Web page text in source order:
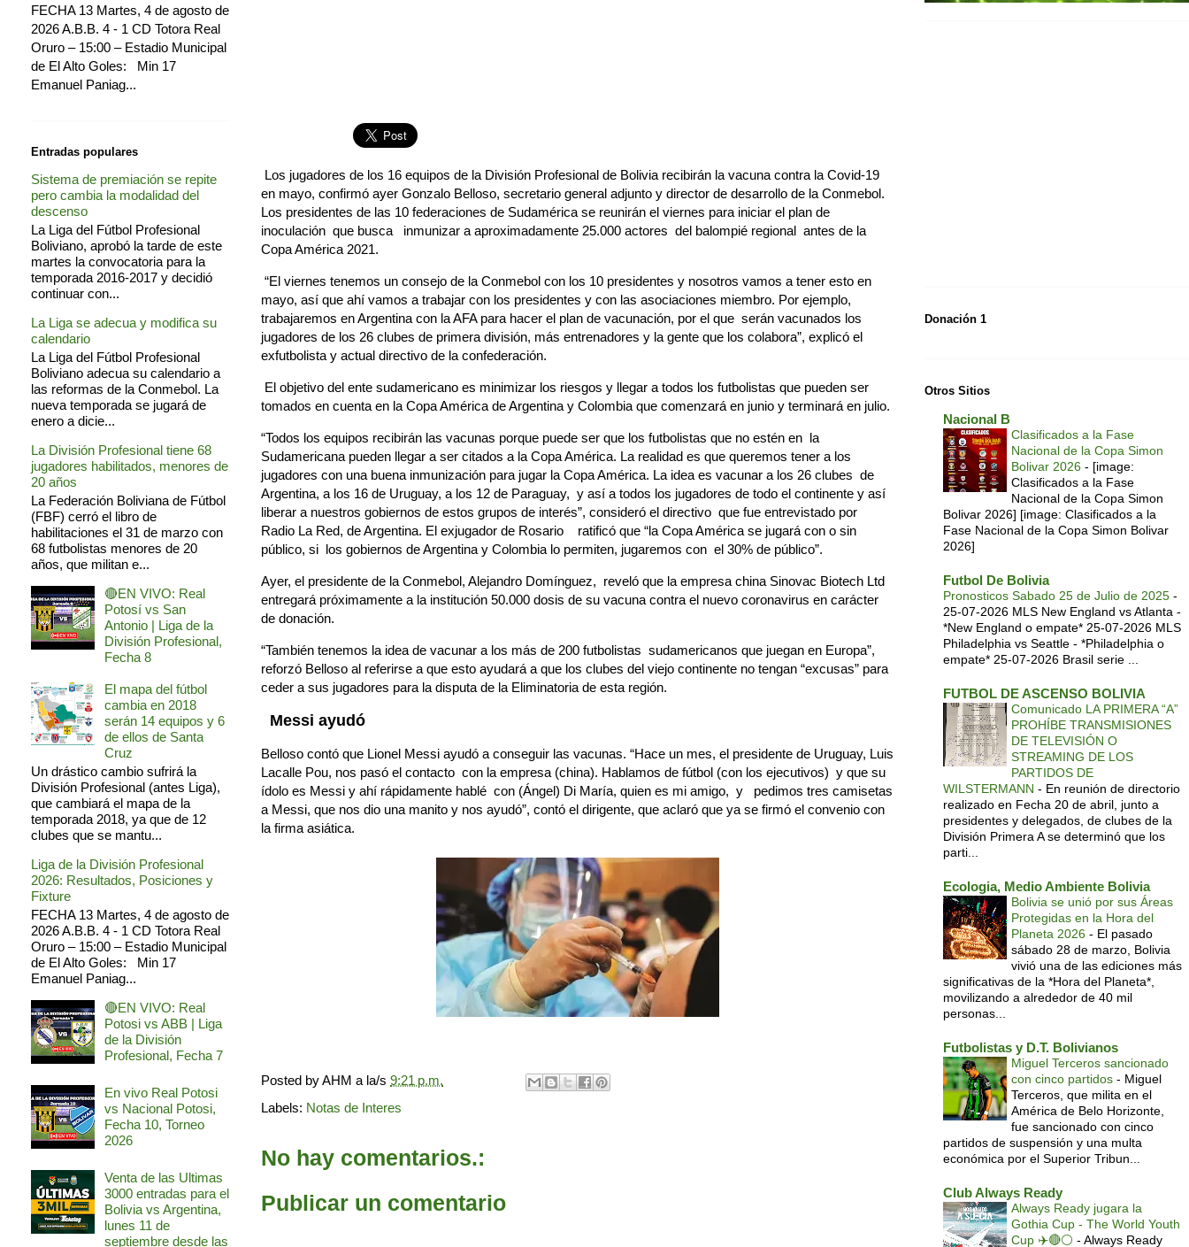
Los jugadores de los 16 equipos de la División Profesional de Bolivia recibirán la vacuna contra la Covid-19
en mayo, confirmó ayer Gonzalo Belloso, secretario general adjunto y director de desarrollo de la Conmebol.
Los presidentes de las 10 federaciones de Sudamérica se reunirán el viernes para iniciar el plan de
inoculación que busca inmunizar a aproximadamente 25.000 actores del balompié regional antes de la
Copa América 2021.
“El viernes tenemos un consejo de la Conmebol con los 10 presidentes y nosotros vamos a tener esto en
mayo, así que ahí vamos a trabajar con los presidentes y con las asociaciones miembro. Por ejemplo,
trabajaremos en Argentina con la AFA para hacer el plan de vacunación, por el que serán vacunados los
jugadores de los 26 clubes de primera división, más entrenadores y la gente que los colabora”, explicó el
exfutbolista y actual directivo de la confederación.
El objetivo del ente sudamericano es minimizar los riesgos y llegar a todos los futbolistas que pueden ser
tomados en cuenta en la Copa América de Argentina y Colombia que comenzará en junio y terminará en julio.
“Todos los equipos recibirán las vacunas porque puede ser que los futbolistas que no estén en la
Sudamericana pueden llegar a ser citados a la Copa América. La realidad es que queremos tener a los
jugadores con una buena inmunización para jugar la Copa América. La idea es vacunar a los 26 clubes de
Argentina, a los 16 de Uruguay, a los 12 de Paraguay, y así a todos los jugadores de todo el continente y así
liberar a nuestros gobiernos de estos grupos de interés”, consideró el directivo que fue entrevistado por
Radio La Red, de Argentina. El exjugador de Rosario ratificó que “la Copa América se jugará con o sin
público, si los gobiernos de Argentina y Colombia lo permiten, jugaremos con el 30% de público”.
Ayer, el presidente de la Conmebol, Alejandro Domínguez, reveló que la empresa china Sinovac Biotech Ltd
entregará próximamente a la institución 50.000 dosis de su vacuna contra el nuevo coronavirus en carácter
de donación.
“También tenemos la idea de vacunar a los más de 200 futbolistas sudamericanos que juegan en Europa”,
reforzó Belloso al referirse a que esto ayudará a que los clubes del viejo continente no tengan “excusas” para
ceder a sus jugadores para la disputa de la Eliminatoria de esta región.
Messi ayudó
Belloso contó que Lionel Messi ayudó a conseguir las vacunas. “Hace un mes, el presidente de Uruguay, Luis
Lacalle Pou, nos pasó el contacto con la empresa (china). Hablamos de fútbol (con los ejecutivos) y que su
ídolo es Messi y ahí rápidamente hablé con (Ángel) Di María, quien es mi amigo, y pedimos tres camisetas
a Messi, que nos dio una manito y nos ayudó”, contó el dirigente, que aclaró que ya se firmó el convenio con
la firma asiática.
Posted byAHM a la/s 9:21 p.m.
Labels: Notas de Interes
No hay comentarios.:
Publicar un comentario
FECHA 13 Martes, 4 de agosto de
2026 A.B.B. 4 - 1 CD Totora Real
Oruro – 15:00 – Estadio Municipal
de El Alto Goles: Min 17
Emanuel Paniag...
Entradas populares
Sistema de premiación se repite
pero cambia la modalidad del
descenso
La Liga del Fútbol Profesional
Boliviano, aprobó la tarde de este
martes la convocatoria para la
temporada 2016-2017 y decidió
continuar con...
La Liga se adecua y modifica su
calendario
La Liga del Fútbol Profesional
Boliviano adecua su calendario a
las reformas de la Conmebol. La
nueva temporada se jugará de
enero a dicie...
La División Profesional tiene 68
jugadores habilitados, menores de
20 años
La Federación Boliviana de Fútbol
(FBF) cerró el libro de
habilitaciones el 31 de marzo con
68 futbolistas menores de 20
años, que militan e...
🔴EN VIVO: Real
Potosí vs San
Antonio | Liga de la
División Profesional,
Fecha 8
El mapa del fútbol
cambia en 2018
serán 14 equipos y 6
de ellos de Santa
Cruz
Un drástico cambio sufrirá la
División Profesional (antes Liga),
que cambiará el mapa de la
temporada 2018, ya que de 12
clubes que se mantu...
Liga de la División Profesional
2026: Resultados, Posiciones y
Fixture
FECHA 13 Martes, 4 de agosto de
2026 A.B.B. 4 - 1 CD Totora Real
Oruro – 15:00 – Estadio Municipal
de El Alto Goles: Min 17
Emanuel Paniag...
🔴EN VIVO: Real
Potosi vs ABB | Liga
de la División
Profesional, Fecha 7
En vivo Real Potosi
vs Nacional Potosi,
Fecha 10, Torneo
2026
Venta de las Ultimas
3000 entradas para el
Bolivia vs Argentina,
lunes 11 de
septiembre desde las
Donación 1
Otros Sitios
Nacional B
Clasificados a la Fase
Nacional de la Copa Simon
Bolivar 2026 - [image:
Clasificados a la Fase
Nacional de la Copa Simon
Bolivar 2026] [image: Clasificados a la
Fase Nacional de la Copa Simon Bolivar
2026]
Futbol De Bolivia
Pronosticos Sabado 25 de Julio de 2025 -
25-07-2026 MLS New England vs Atlanta -
*New England o empate* 25-07-2026 MLS
Philadelphia vs Seattle - *Philadelphia o
empate* 25-07-2026 Brasil serie ...
FUTBOL DE ASCENSO BOLIVIA
Comunicado LA PRIMERA “A”
PROHÍBE TRANSMISIONES
DE TELEVISIÓN O
STREAMING DE LOS
PARTIDOS DE
WILSTERMANN - En reunión de directorio
realizado en Fecha 20 de abril, junto a
presidentes y delegados, de clubes de la
División Primera A se determinó que los
parti...
Ecologia, Medio Ambiente Bolivia
Bolivia se unió por sus Áreas
Protegidas en la Hora del
Planeta 2026 - El pasado
sábado 28 de marzo, Bolivia
vivió una de las ediciones más
significativas de la *Hora del Planeta*,
movilizando a alrededor de 40 mil
personas...
Futbolistas y D.T. Bolivianos
Miguel Terceros sancionado
con cinco partidos - Miguel
Terceros, que milita en el
América de Belo Horizonte,
fue sancionado con cinco
partidos de suspensión y una multa
económica por el Superior Tribun...
Club Always Ready
Always Ready jugara la
Gothia Cup - The World Youth
Cup ✈️🔴⚪️ - Always Ready